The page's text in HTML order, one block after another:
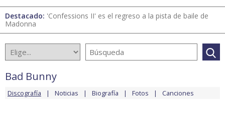
Destacado: 'Confessions II' es el regreso a la pista de baile de
Madonna
Bad Bunny
Discografía Noticias Biografía Fotos Canciones